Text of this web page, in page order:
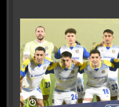
🕑